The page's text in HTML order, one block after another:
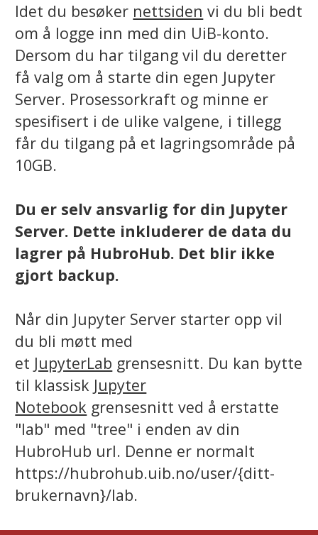
Idet du besøker nettsiden vi du bli bedt
om å logge inn med din UiB-konto.
Dersom du har tilgang vil du deretter
få valg om å starte din egen Jupyter
Server. Prosessorkraft og minne er
spesifisert i de ulike valgene, i tillegg
får du tilgang på et lagringsområde på
10GB.
Du er selv ansvarlig for din Jupyter
Server. Dette inkluderer de data du
lagrer på HubroHub. Det blir ikke
gjort backup.
Når din Jupyter Server starter opp vil
du bli møtt med
et JupyterLab grensesnitt. Du kan bytte
til klassisk Jupyter
Notebook grensesnitt ved å erstatte
"lab" med "tree" i enden av din
HubroHub url. Denne er normalt
https://hubrohub.uib.no/user/{ditt-
brukernavn}/lab.